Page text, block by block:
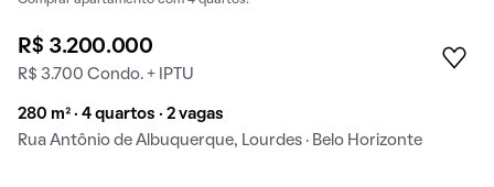
R$ 3.200.000
R$ 3.700 Condo. + IPTU
280 m² · 4 quartos · 2 vagas
Rua Antônio de Albuquerque, Lourdes · Belo Horizonte